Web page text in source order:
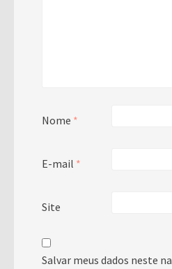
Nome *
E-mail *
Site
Salvar meus dados neste